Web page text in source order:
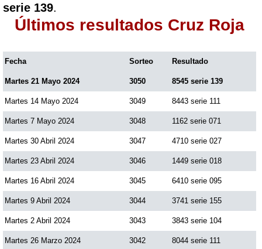
serie 139.
Últimos resultados Cruz Roja
Fecha Sorteo Resultado
Martes 21 Mayo 2024 3050 8545 serie 139
Martes 14 Mayo 2024 3049 8443 serie 111
Martes 7 Mayo 2024 3048 1162 serie 071
Martes 30 Abril 2024 3047 4710 serie 027
Martes 23 Abril 2024 3046 1449 serie 018
Martes 16 Abril 2024 3045 6410 serie 095
Martes 9 Abril 2024 3044 3741 serie 155
Martes 2 Abril 2024 3043 3843 serie 104
Martes 26 Marzo 2024 3042 8044 serie 111